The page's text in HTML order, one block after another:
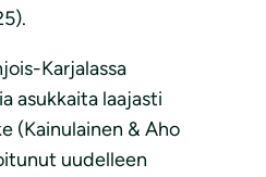
Karjalassa
asukkaita laajasti
(Kainulainen & Aho
uudelleen